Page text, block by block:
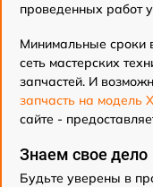
проведенных работ
Минимальные сроки
сеть мастерских
запчастей. И
запчасть на модель
сайте -
Знаем свое дело
Будьте уверены в